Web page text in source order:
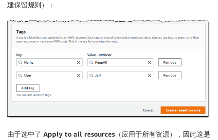
建保留规则）：
由于选中了 Apply to all resources （应用于所有资源），因此这是